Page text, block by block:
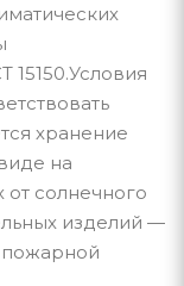
15150.Условия
хранение
на
солнечного
изделий —
пожарной